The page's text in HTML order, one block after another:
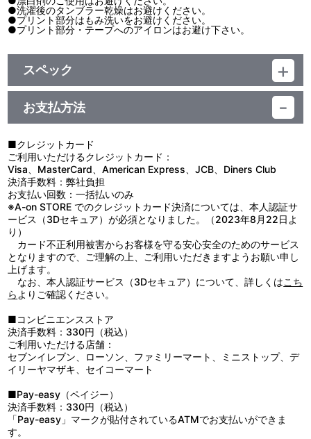
●洗濯後のタンブラー乾燥はお避けください。
●プリント部分はもみ洗いをお避けください。
●プリント部分・テープへのアイロンはお避け下さい。
スペック
品番：LAMD-7959
お支払方法
■クレジットカード
ご利用いただけるクレジットカード：
Visa、MasterCard、American Express、JCB、Diners Club
決済手数料：弊社負担
お支払い回数：一括払いのみ
※A-on STORE でのクレジットカード決済については、本人認証サ
ービス（3Dセキュア）が必須となりました。（2023年8月22日よ
り）
カード不正利用被害からお客様を守る安心安全のためのサービス
となりますので、ご理解の上、ご利用いただきますようお願い申し
上げます。
なお、本人認証サービス（3Dセキュア）について、詳しくはこち
ら よりご確認ください。
■コンビニエンスストア
決済手数料：330円（税込）
ご利用いただける店舗：
セブンイレブン、ローソン、ファミリーマート、ミニストップ、デ
イリーヤマザキ、セイコーマート
■Pay-easy（ペイジー）
決済手数料：330円（税込）
「Pay-easy」マークが貼付されているATMでお支払いができま
す。